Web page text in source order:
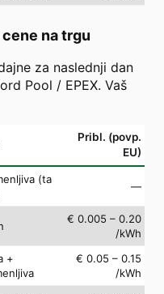
na trgu
za naslednji dan
Pool / EPEX. Vaš
Pribl. (povp.
EU)
(ta
—
€ 0.005 – 0.20
/kWh
+
€ 0.05 – 0.15
/kWh